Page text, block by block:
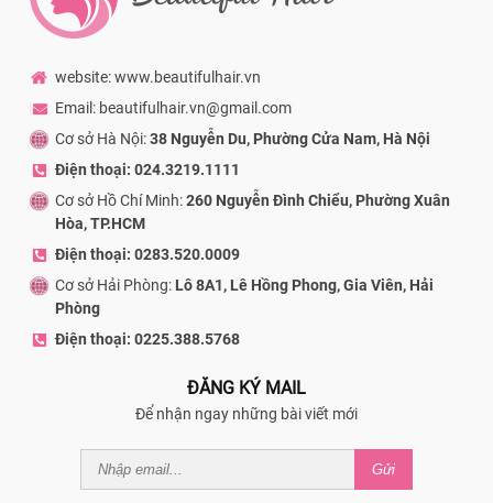
website: www.beautifulhair.vn
Email: beautifulhair.vn@gmail.com
Cơ sở Hà Nội:38 Nguyễn Du, Phường Cửa Nam, Hà Nội
Điện thoại: 024.3219.1111
Cơ sở Hồ Chí Minh:260 Nguyễn Đình Chiểu, Phường Xuân
Hòa, TP.HCM
Điện thoại: 0283.520.0009
Cơ sở Hải Phòng: Lô 8A1, Lê Hồng Phong, Gia Viên, Hải
Phòng
Điện thoại: 0225.388.5768
ĐĂNG KÝ MAIL
Để nhận ngay những bài viết mới
Gửi